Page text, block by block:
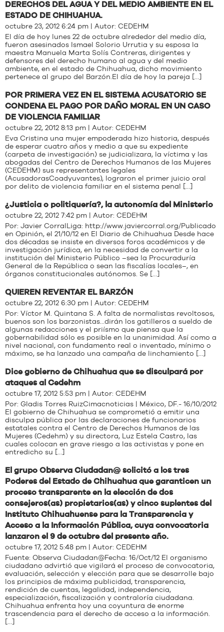
DERECHOS DEL AGUA Y DEL MEDIO AMBIENTE EN EL
ESTADO DE CHIHUAHUA.
octubre 23, 2012 6:24 pm | Autor: CEDEHM
El día de hoy lunes 22 de octubre alrededor del medio día,
fueron asesinados Ismael Solorio Urrutia y su esposa la
maestra Manuela Marta Solís Contreras, dirigentes y
defensores del derecho humano al agua y del medio
ambiente, en el estado de Chihuahua, dicho movimiento
pertenece al grupo del Barzón.El día de hoy la pareja […]
POR PRIMERA VEZ EN EL SISTEMA ACUSATORIO SE
CONDENA EL PAGO POR DAÑO MORAL EN UN CASO
DE VIOLENCIA FAMILIAR
octubre 22, 2012 8:13 pm | Autor: CEDEHM
Eva Cristina una mujer empoderada hizo historia, después
de esperar cuatro años y medio a que su expediente
(carpeta de investigación) se judicializara, la víctima y las
abogadas del Centro de Derechos Humanos de las Mujeres
(CEDEHM) sus representantes legales
(AcusadorasCoadyuvantes), lograron el primer juicio oral
por delito de violencia familiar en el sistema penal […]
¿Justicia o politiquería?, la autonomía del Ministerio
octubre 22, 2012 7:42 pm | Autor: CEDEHM
Por: Javier CorralLiga: http://www.javiercorral.org/Publicado
en Opinión, el 21/10/12 en El Diario de Chihuahua Desde hace
dos décadas se insiste en diversos foros académicos y de
investigación jurídica, en la necesidad de convertir a la
institución del Ministerio Público –sea la Procuraduría
General de la República o sean las fiscalías locales–, en
órganos constitucionales autónomos. Se […]
QUIEREN REVENTAR EL BARZÓN
octubre 22, 2012 6:30 pm | Autor: CEDEHM
Por: Víctor M. Quintana S. A falta de normalistas revoltosos,
buenos son los barzonistas…dirán los gatilleros a sueldo de
algunas redacciones y el priísmo que piensa que la
gobernabilidad sólo es posible en la unanimidad. Así como a
nivel nacional, con fundamento real o inventado, mínimo o
máximo, se ha lanzado una campaña de linchamiento […]
Dice gobierno de Chihuahua que se disculpará por
ataques al Cedehm
octubre 17, 2012 5:53 pm | Autor: CEDEHM
Por: Gladis Torres RuizCimacnoticias | México, DF.- 16/10/2012
El gobierno de Chihuahua se comprometió a emitir una
disculpa pública por las declaraciones de funcionarios
estatales contra el Centro de Derechos Humanos de las
Mujeres (Cedehm) y su directora, Luz Estela Castro, las
cuales colocan en grave riesgo a las activistas y pone en
entredicho su […]
El grupo Observa Ciudadan@ solicitó a los tres
Poderes del Estado de Chihuahua que garanticen un
proceso transparente en la elección de dos
consejeros(as) propietarios(as) y cinco suplentes del
Instituto Chihuahuense para la Transparencia y
Acceso a la Información Pública, cuya convocatoria
lanzaron el 9 de octubre del presente año.
octubre 17, 2012 5:48 pm | Autor: CEDEHM
Fuente: Observa Ciudadan@Fecha: 16/Oct/12 El organismo
ciudadano advirtió que vigilará el proceso de convocatoria,
evaluación, selección y elección para que se desarrolle bajo
los principios de máxima publicidad, transparencia,
rendición de cuentas, legalidad, independencia,
especialización, fiscalización y contraloría ciudadana.
Chihuahua enfrenta hoy una coyuntura de enorme
trascendencia para el derecho de acceso a la información.
[…]